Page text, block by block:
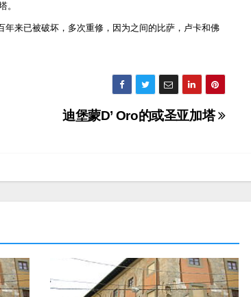
。
年来已被破坏，多次重修，因为之间的比萨，卢卡和佛
迪堡蒙D’ Oro的或圣亚加塔